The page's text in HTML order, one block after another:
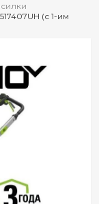
(с 1-им